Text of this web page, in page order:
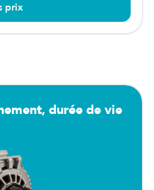
prix
durée de vie